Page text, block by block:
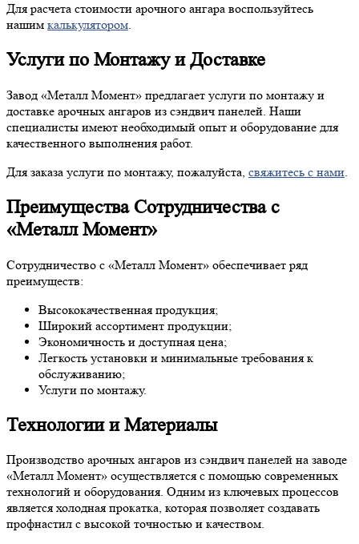
Для расчета стоимости арочного ангара воспользуйтесь
нашим калькулятором.
Услуги по Монтажу и Доставке
Завод «Металл Момент» предлагает услуги по монтажу и
доставке арочных ангаров из сэндвич панелей. Наши
специалисты имеют необходимый опыт и оборудование для
качественного выполнения работ.
Для заказа услуги по монтажу, пожалуйста, свяжитесь с нами.
Преимущества Сотрудничества с
«Металл Момент»
Сотрудничество с «Металл Момент» обеспечивает ряд
преимуществ:
Высококачественная продукция;
Широкий ассортимент продукции;
Экономичность и доступная цена;
Легкость установки и минимальные требования к
обслуживанию;
Услуги по монтажу.
Технологии и Материалы
Производство арочных ангаров из сэндвич панелей на заводе
«Металл Момент» осуществляется с помощью современных
технологий и оборудования. Одним из ключевых процессов
является холодная прокатка, которая позволяет создавать
профнастил с высокой точностью и качеством.